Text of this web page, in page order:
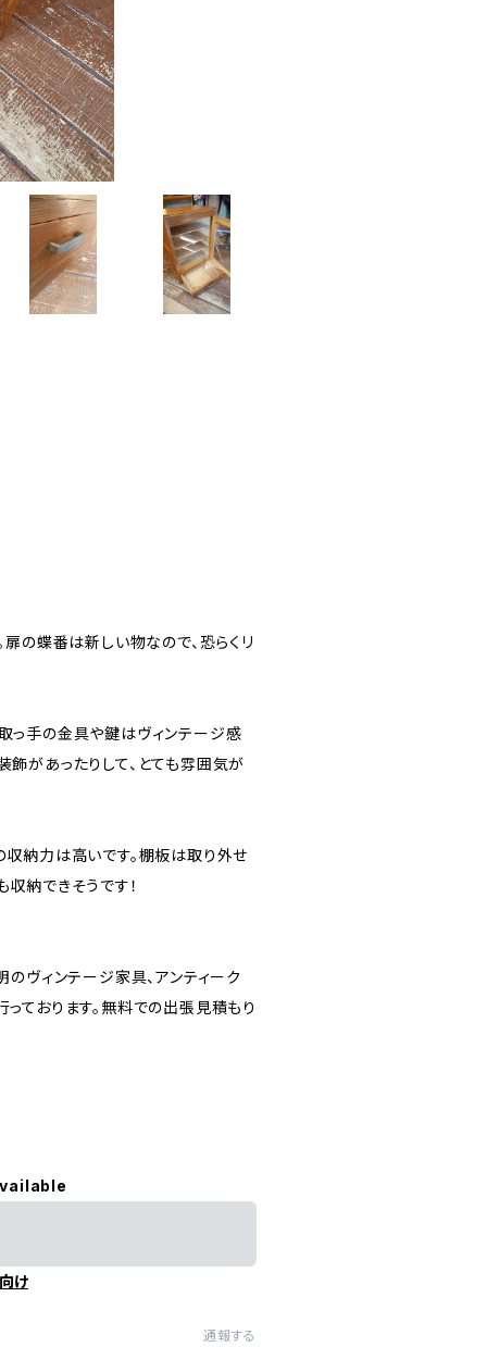
の蝶番は新しい物なので、恐らくリ
っ手の金具や鍵はヴィンテージ感
飾があったりして、とても雰囲気が
収納力は高いです。棚板は取り外せ
納できそうです！
のヴィンテージ家具、アンティーク
ております。無料での出張見積もり
け
通報する